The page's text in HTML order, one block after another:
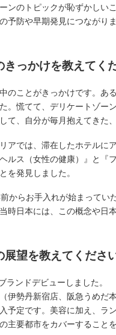
ンのトピックが恥ずかしい
予防や早期発見につながり
きっかけを教えてく
のことがきっかけです。あ
。慌てて、デリケートゾー
て、自分が毎月抱えてきた
アでは、滞在したホテルに
ヘルス（女性の健康）』と
を発見しました。
からお手入れが始まってい
時日本には、この概念や日
展望を教えてください
ランドデビューしました。
伊勢丹新宿店、阪急うめだ
予定です。美容に加え、ラ
主要都市をカバーすることを